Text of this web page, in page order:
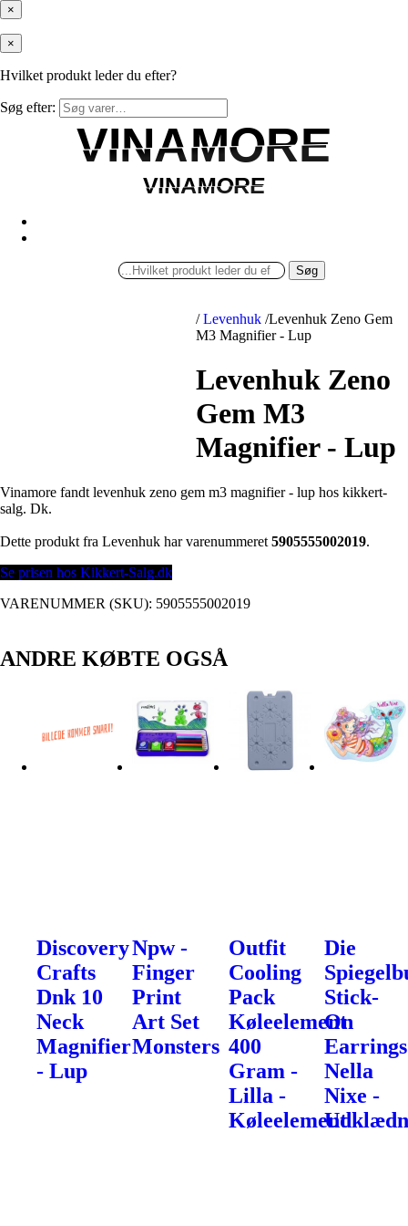
×
×
Hvilket produkt leder du efter?
Søg efter:
VINAMORE
VINAMORE
VINAMORE
VINAMORE
Søg
/ Levenhuk /Levenhuk Zeno Gem
M3 Magnifier - Lup
Levenhuk Zeno
Gem M3
Magnifier - Lup
Vinamore fandt levenhuk zeno gem m3 magnifier - lup hos kikkert-
salg. Dk.
Dette produkt fra Levenhuk har varenummeret 5905555002019.
Se prisen hos Kikkert-Salg.dk
VARENUMMER (SKU): 5905555002019
ANDRE KØBTE OGSÅ
Discovery
Crafts
Dnk 10
Neck
Magnifier
- Lup
Npw -
Finger
Print
Art Set
Monsters
Outfit
Cooling
Pack
Køleelement
400
Gram -
Lilla -
Køleelement
Die
Stick-
On
Earrings
Nella
Nixe -